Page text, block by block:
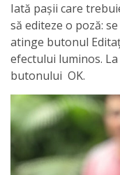
Iată pașii care
să editeze o poză:
atinge butonul
efectului luminos.
butonului OK.